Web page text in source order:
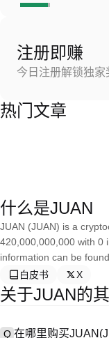
注册即赚
今日注册解锁独
热门文章
什么是JUAN
JUAN (JUAN) is a
420,000,000,000 with 0
information can be
白皮书
X
关于JUAN的
Q 在哪里购买